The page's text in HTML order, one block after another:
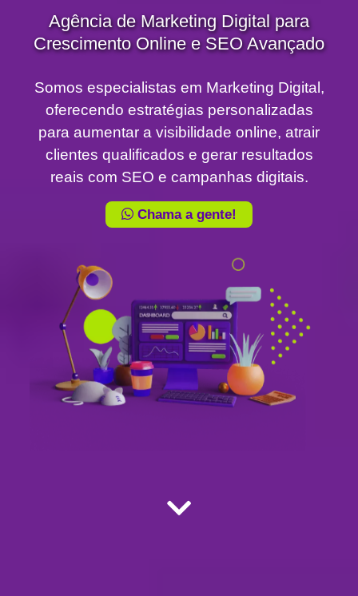
Agência de Marketing Digital para
Crescimento Online e SEO Avançado
Somos especialistas em Marketing Digital,
oferecendo estratégias personalizadas
para aumentar a visibilidade online, atrair
clientes qualificados e gerar resultados
reais com SEO e campanhas digitais.
Chama a gente!